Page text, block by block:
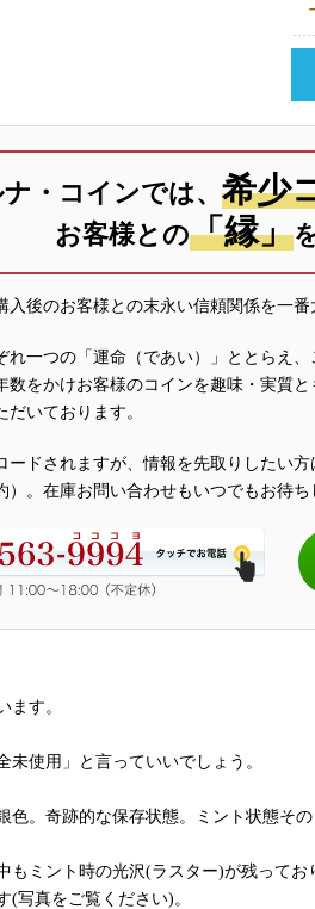
・コインでは、 希少
お客様との「縁」
入後のお客様との末永い信頼関係を一番
れ一つの「運命（であい）」ととらえ
数をかけお客様のコインを趣味・実質
いております。
ードされますが、情報を先取りしたい
）。在庫お問い合わせもいつでもお待ち
ます。
未使用」と言っていいでしょう。
色。奇跡的な保存状態。ミント状態そ
もミント時の光沢(ラスター)が残って
(写真をご覧ください)。